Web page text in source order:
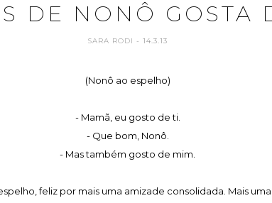
DE NONÔ GOSTA
SARA RODI - 14.3.13
(Nonô ao espelho)
- Mamã, eu gosto de ti.
- Que bom, Nonô.
- Mas também gosto de mim.
feliz por mais uma amizade consolidada. Mais